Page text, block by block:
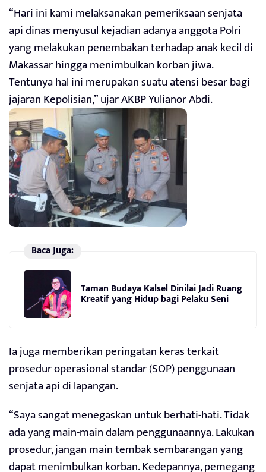
“Hari ini kami melaksanakan pemeriksaan senjata
api dinas menyusul kejadian adanya anggota Polri
yang melakukan penembakan terhadap anak kecil di
Makassar hingga menimbulkan korban jiwa.
Tentunya hal ini merupakan suatu atensi besar bagi
jajaran Kepolisian,” ujar AKBP Yulianor Abdi.
Baca Juga:
Taman Budaya Kalsel Dinilai Jadi Ruang
Kreatif yang Hidup bagi Pelaku Seni
Ia juga memberikan peringatan keras terkait
prosedur operasional standar (SOP) penggunaan
senjata api di lapangan.
“Saya sangat menegaskan untuk berhati-hati. Tidak
ada yang main-main dalam penggunaannya. Lakukan
prosedur, jangan main tembak sembarangan yang
dapat menimbulkan korban. Kedepannya, pemegang